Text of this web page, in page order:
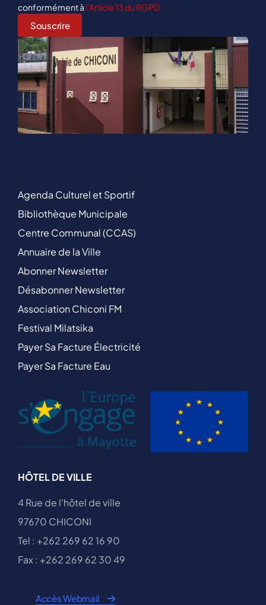
conformément à l’Article 13 du RGPD
Agenda Culturel et Sportif
Bibliothèque Municipale
Centre Communal (CCAS)
Annuaire de la Ville
Abonner Newsletter
Désabonner Newsletter
Association Chiconi FM
Festival Milatsika
Payer Sa Facture Électricité
Payer Sa Facture Eau
HÔTEL DE VILLE
4 Rue de l'hôtel de ville
97670 CHICONI
Tel : +262 269 62 16 90
Fax : +262 269 62 30 49
Accès Webmail